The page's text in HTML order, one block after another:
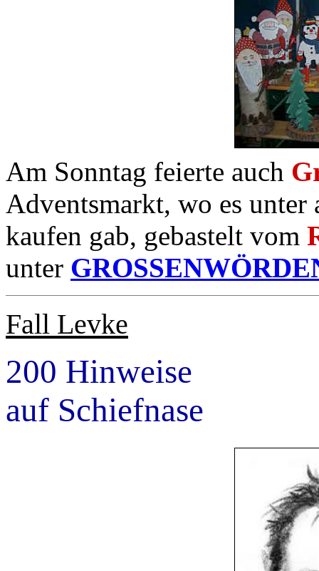
Am Sonntag feierte auch
Adventsmarkt, wo es unter
kaufen gab, gebastelt vom
unter
Fall Levke
200 Hinweise
auf Schiefnase